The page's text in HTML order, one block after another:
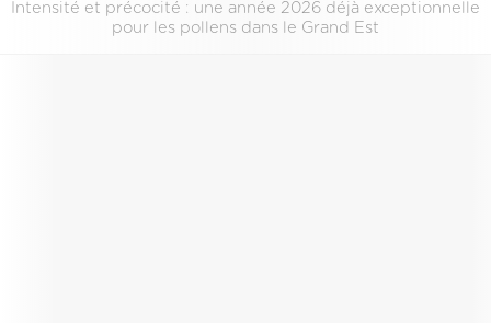
Intensité et précocité : une année 2026 déjà exceptionnelle
pour les pollens dans le Grand Est